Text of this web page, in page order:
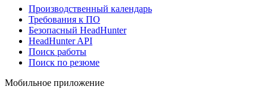
Производственный календарь
Требования к ПО
Безопасный HeadHunter
HeadHunter API
Поиск работы
Поиск по резюме
Мобильное приложение